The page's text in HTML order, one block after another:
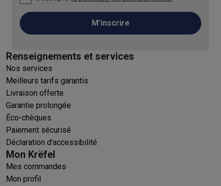
M'inscrire
Renseignements et services
Nos services
Meilleurs tarifs garantis
Livraison offerte
Garantie prolongée
Éco-chèques
Paiement sécurisé
Déclaration d'accessibilité
Mon Krëfel
Mes commandes
Mon profil